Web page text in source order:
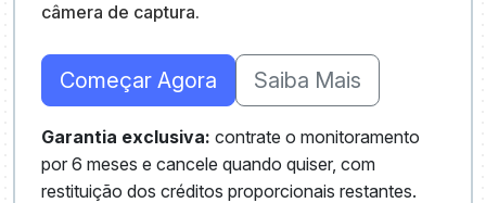
câmera de captura.
Começar Agora Saiba Mais
Garantia exclusiva: contrate o monitoramento
por 6 meses e cancele quando quiser, com
restituição dos créditos proporcionais restantes.